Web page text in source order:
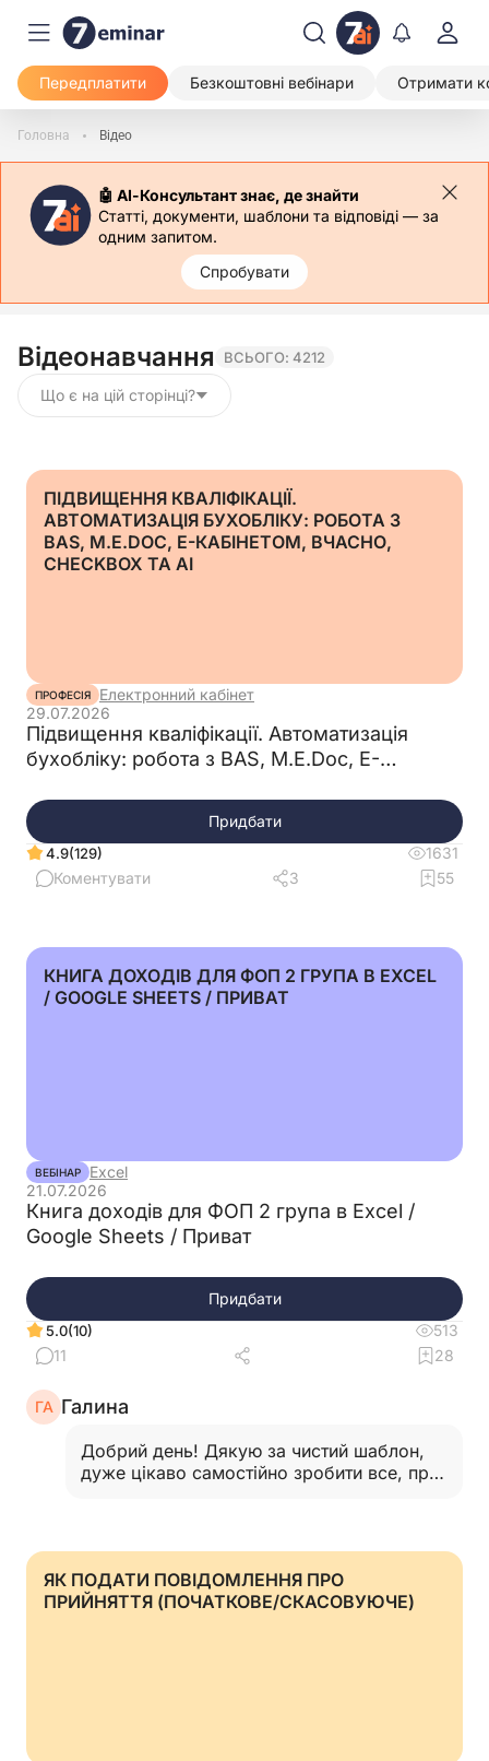
Передплатити Безкоштовні вебінари Отримати
Головна Відео
🤖 АІ-Консультант знає, де знайти
Статті, документи, шаблони та відповіді — за
одним запитом.
Спробувати
Відеонавчання ВСЬОГО: 4212
Що є на цій сторінці?
ПІДВИЩЕННЯ КВАЛІФІКАЦІЇ.
АВТОМАТИЗАЦІЯ БУХОБЛІКУ: РОБОТА З
BAS, M.E.DOC, E-КАБІНЕТОМ, ВЧАСНО,
CHECKBOX ТА AI
ПРОФЕСІЯ
Електронний кабінет
29.07.2026
Підвищення кваліфікації. Автоматизація
бухобліку: робота з BAS, M.E.Doc, E-
Придбати
4.9(129)
1631
Коментувати
3 55
КНИГА ДОХОДІВ ДЛЯ ФОП 2 ГРУПА В EXCEL
/ GOOGLE SHEETS / ПРИВАТ
ВЕБІНАР
Excel
21.07.2026
Книга доходів для ФОП 2 група в Excel /
Google Sheets / Приват
Придбати
5.0(10)
513
11
28
ГА Галина
Добрий день! Дякую за чистий шаблон,
дуже цікаво самостійно зробити все, про
ЯК ПОДАТИ ПОВІДОМЛЕННЯ ПРО
ПРИЙНЯТТЯ (ПОЧАТКОВЕ/СКАСОВУЮЧЕ)